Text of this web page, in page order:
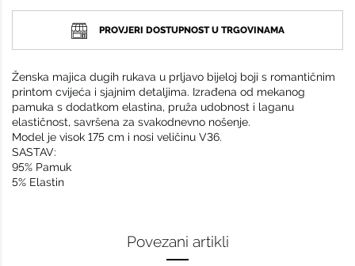
PROVJERI DOSTUPNOST U TRGOVINAMA
Ženska majica dugih rukava u prljavo bijeloj boji s romantičnim
printom cvijeća i sjajnim detaljima. Izrađena od mekanog
pamuka s dodatkom elastina, pruža udobnost i laganu
elastičnost, savršena za svakodnevno nošenje.
Model je visok 175 cm i nosi veličinu V36.
SASTAV:
95% Pamuk
5% Elastin
Povezani artikli